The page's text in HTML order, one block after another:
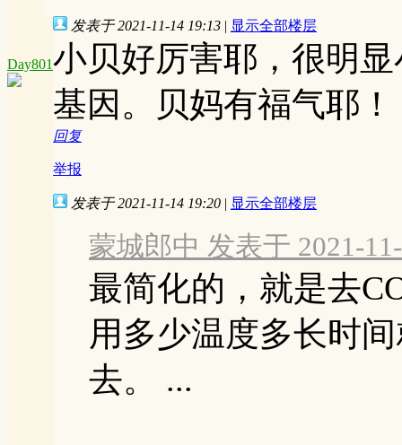
Day801
发表于 2021-11-14 19:13 | 显示全部楼层
小贝好厉害耶，很明
基因。贝妈有福气耶！
回复
举报
发表于 2021-11-14 19:20 | 显示全部楼层
蒙城郎中 发表于 2021-
最简化的，就是去
用多少温度多长时
去。 ...